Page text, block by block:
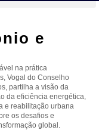
e
na prática
Vogal do Conselho
partilha a visão da
da eficiência energética,
e reabilitação urbana
os desafios e
global.